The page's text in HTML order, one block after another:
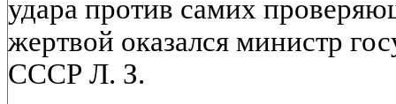
удара против самих
жертвой оказался министр
СССР Л. З.